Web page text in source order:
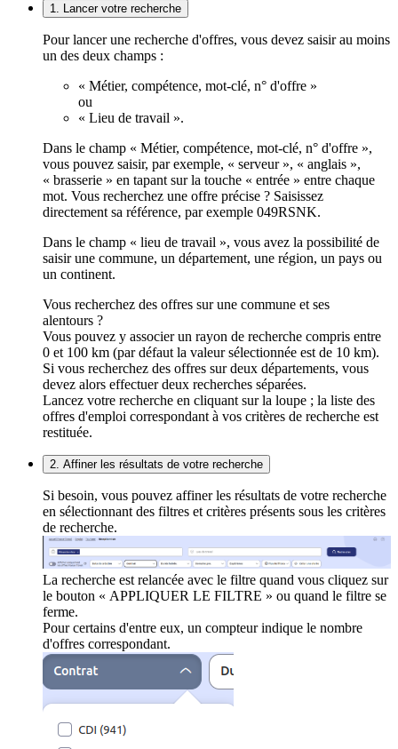
1. Lancer votre recherche
Pour lancer une recherche d'offres, vous devez saisir au moins
un des deux champs :
« Métier, compétence, mot-clé, n° d'offre »
ou
« Lieu de travail ».
Dans le champ « Métier, compétence, mot-clé, n° d'offre »,
vous pouvez saisir, par exemple, « serveur », « anglais »,
« brasserie » en tapant sur la touche « entrée » entre chaque
mot. Vous recherchez une offre précise ? Saisissez
directement sa référence, par exemple 049RSNK.
Dans le champ « lieu de travail », vous avez la possibilité de
saisir une commune, un département, une région, un pays ou
un continent.
Vous recherchez des offres sur une commune et ses
alentours ?
Vous pouvez y associer un rayon de recherche compris entre
0 et 100 km (par défaut la valeur sélectionnée est de 10 km).
Si vous recherchez des offres sur deux départements, vous
devez alors effectuer deux recherches séparées.
Lancez votre recherche en cliquant sur la loupe ; la liste des
offres d'emploi correspondant à vos critères de recherche est
restituée.
2. Affiner les résultats de votre recherche
Si besoin, vous pouvez affiner les résultats de votre recherche
en sélectionnant des filtres et critères présents sous les critères
de recherche.
La recherche est relancée avec le filtre quand vous cliquez sur
le bouton « APPLIQUER LE FILTRE » ou quand le filtre se
ferme.
Pour certains d'entre eux, un compteur indique le nombre
d'offres correspondant.